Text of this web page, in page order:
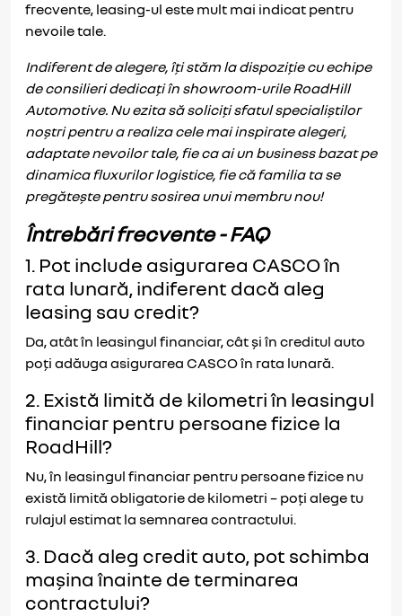
frecvente, leasing-ul este mult mai indicat pentru
nevoile tale.
Indiferent de alegere, îți stăm la dispoziție cu echipe
de consilieri dedicați în showroom-urile RoadHill
Automotive. Nu ezita să soliciți sfatul specialiștilor
noștri pentru a realiza cele mai inspirate alegeri,
adaptate nevoilor tale, fie ca ai un business bazat pe
dinamica fluxurilor logistice, fie că familia ta se
pregătește pentru sosirea unui membru nou!
Întrebări frecvente - FAQ
1. Pot include asigurarea CASCO în
rata lunară, indiferent dacă aleg
leasing sau credit?
Da, atât în leasingul financiar, cât și în creditul auto
poți adăuga asigurarea CASCO în rata lunară.
2. Există limită de kilometri în leasingul
financiar pentru persoane fizice la
RoadHill?
Nu, în leasingul financiar pentru persoane fizice nu
există limită obligatorie de kilometri – poți alege tu
rulajul estimat la semnarea contractului.
3. Dacă aleg credit auto, pot schimba
mașina înainte de terminarea
contractului?